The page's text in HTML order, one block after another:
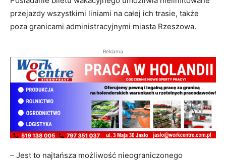
przejazdy wszystkimi liniami na całej ich trasie, także
poza granicami administracyjnymi miasta Rzeszowa.
Reklama
– Jest to najtańsza możliwość nieograniczonego